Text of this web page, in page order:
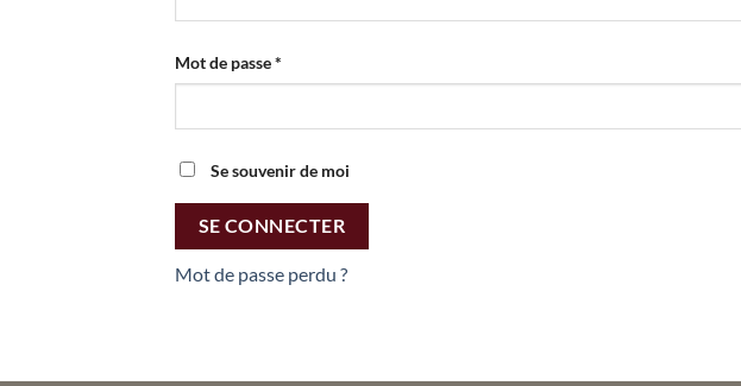
Mot de passe*
Se souvenir de moi
SE CONNECTER
Mot de passe perdu ?